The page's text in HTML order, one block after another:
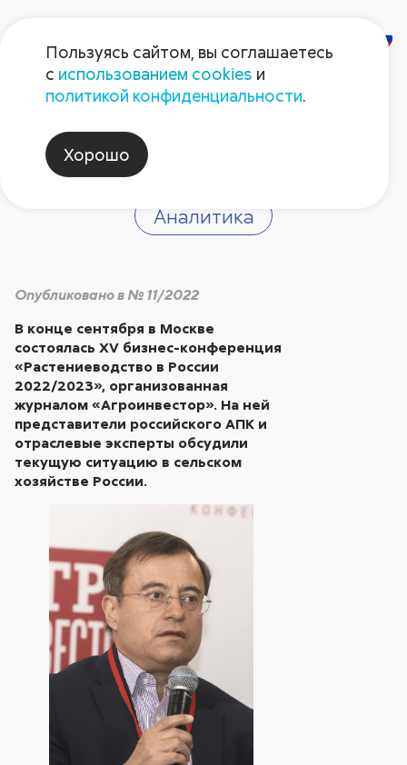
Погружение в
кризис
Аналитика
Опубликовано в № 11/2022
В конце сентября в Москве
состоялась XV бизнес-конференция
«Растениеводство в России
2022/2023», организованная
журналом «Агроинвестор». На ней
представители российского АПК и
отраслевые эксперты обсудили
текущую ситуацию в сельском
хозяйстве России.
Пользуясь сайтом, вы соглашаетесь
с использованием cookies и
политикой конфиденциальности.
Хорошо